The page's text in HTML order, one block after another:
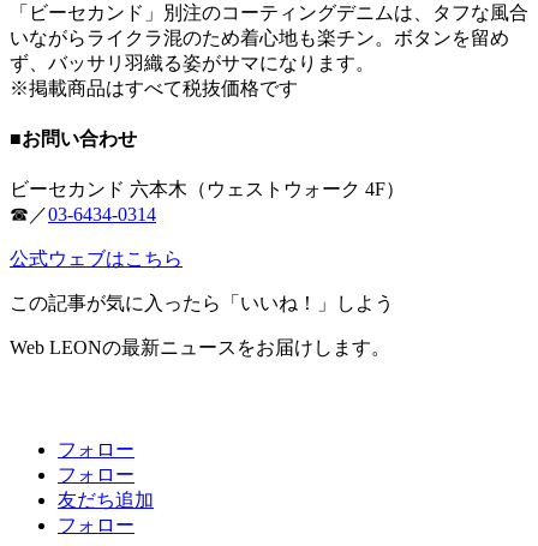
「ビーセカンド」別注のコーティングデニムは、タフな風合
いながらライクラ混のため着心地も楽チン。ボタンを留め
ず、バッサリ羽織る姿がサマになります。
※掲載商品はすべて税抜価格です
■お問い合わせ
ビーセカンド 六本木（ウェストウォーク 4F）
☎︎／03-6434-0314
公式ウェブはこちら
この記事が気に入ったら「いいね！」しよう
Web LEONの最新ニュースをお届けします。
フォロー
フォロー
友だち追加
フォロー